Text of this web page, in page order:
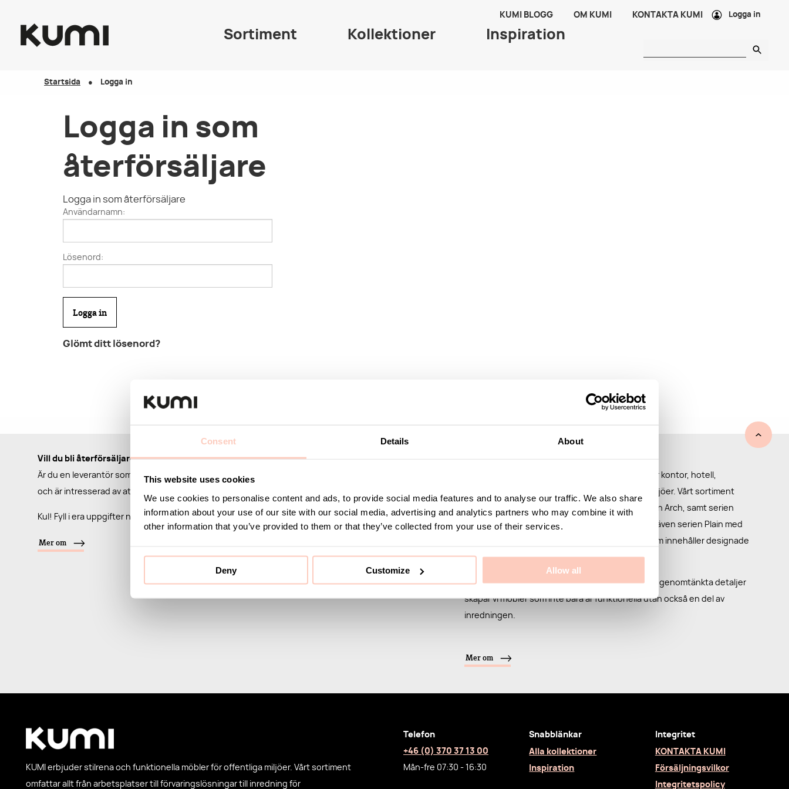
Consent Details About
This website uses cookies
We use cookies to personalise content and ads, to provide social media features and to analyse our traffic. We also share
information about your use of our site with our social media, advertising and analytics partners who may combine it with
other information that you’ve provided to them or that they’ve collected from your use of their services.
Deny Customize Allow all
Sortiment Kollektioner Inspiration
KUMI BLOGG OM KUMI KONTAKTA KUMI Logga in
Startsida Logga in
Logga in som
återförsäljare
Logga in som återförsäljare
Användarnamn:
Lösenord:
Glömt ditt lösenord?
Vill du bli återförsäljare?
Är du en leverantör som har ett passande sortiment för Kumis produkter
och är intresserad av att komma i kontakt med oss?
Kul! Fyll i era uppgifter nedan så kontaktar vi er så snart som möjligt.
Mer om
Kumi erbjuder stilrena och funktionella möbler för kontor, hotell,
restauranger, sporthallar och andra offentliga miljöer. Vårt sortiment
inkluderar avfallsbehållaren Tin, serveringsvagnen Arch, samt serien
Wire med tamburmajor, kroklist och krokar. Vi har även serien Plain med
stilrena sko- och hatthyllor samt serien Straw som innehåller designade
pallar.
Med fokus på smart design, hållbara material och genomtänkta detaljer
skapar vi möbler som inte bara är funktionella utan också en del av
inredningen.
Mer om
KUMI erbjuder stilrena och funktionella möbler för offentliga miljöer. Vårt sortiment
omfattar allt från arbetsplatser till förvaringslösningar till inredning för
Telefon
+46 (0) 370 37 13 00
Mån-fre 07:30 - 16:30
Snabblänkar
Alla kollektioner
Inspiration
Integritet
KONTAKTA KUMI
Försäljningsvilkor
Integritetspolicy